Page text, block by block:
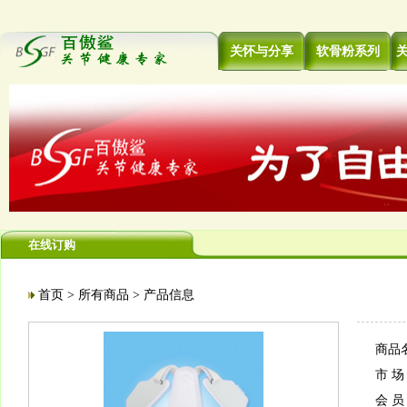
关怀与分享 软骨粉系列
在线订购
首页 > 所有商品 > 产品信息
商品
市
会